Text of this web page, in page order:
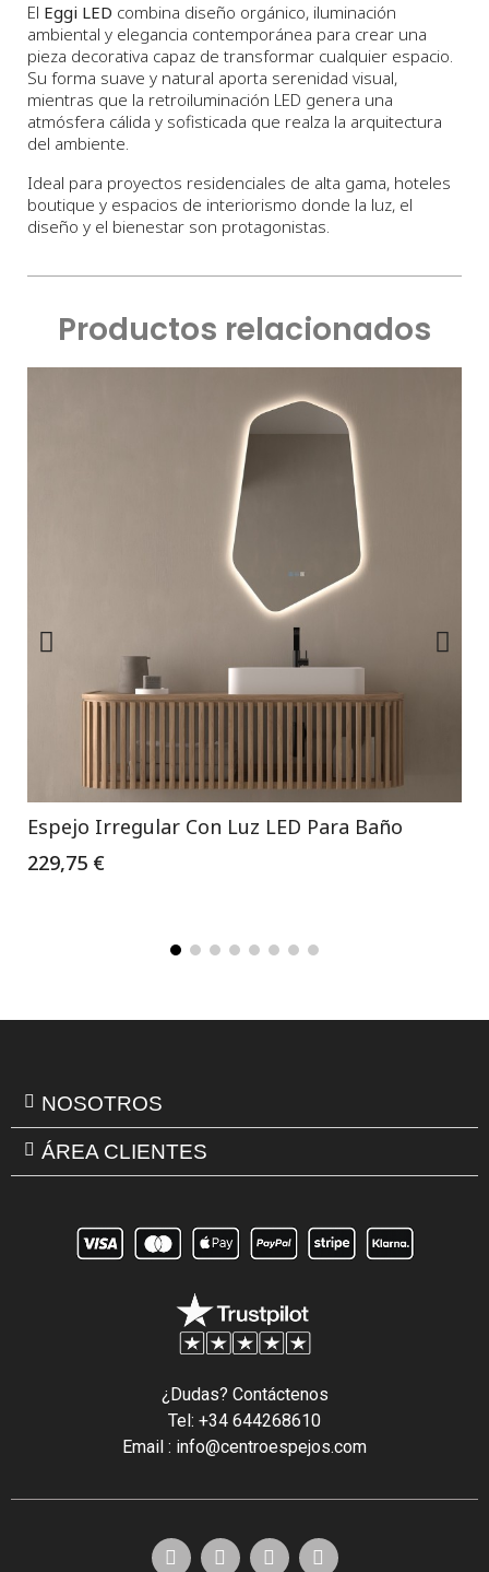
El Eggi LED combina diseño orgánico, iluminación
ambiental y elegancia contemporánea para crear una
pieza decorativa capaz de transformar cualquier espacio.
Su forma suave y natural aporta serenidad visual,
mientras que la retroiluminación LED genera una
atmósfera cálida y sofisticada que realza la arquitectura
del ambiente.
Ideal para proyectos residenciales de alta gama, hoteles
boutique y espacios de interiorismo donde la luz, el
diseño y el bienestar son protagonistas.
Productos relacionados
Espejo Irregular Con Luz LED Para Baño
229,75 €
NOSOTROS
ÁREA CLIENTES
¿Dudas? Contáctenos
Tel: +34 644268610
Email : info@centroespejos.com